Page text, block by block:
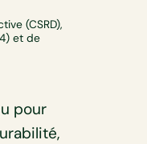
(CSRD),
et de
pour